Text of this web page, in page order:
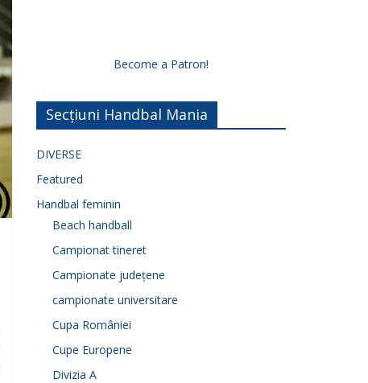
Become a Patron!
Secțiuni Handbal Mania
DIVERSE
Featured
Handbal feminin
Beach handball
Campionat tineret
Campionate județene
campionate universitare
Cupa României
Cupe Europene
Divizia A